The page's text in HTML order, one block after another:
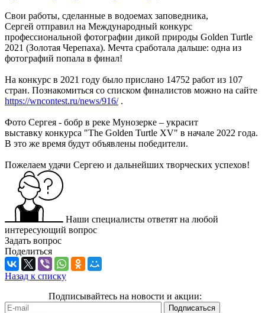
Свои работы, сделанные в водоемах заповедника,
Сергей отправил на Международный конкурс
профессиональной фотографии дикой природы Golden Turtle
2021 (Золотая Черепаха). Мечта сработала дальше: одна из
фотографий попала в финал!
На конкурс в 2021 году было прислано 14752 работ из 107
стран. Познакомиться со списком финалистов можно на сайте
https://wncontest.ru/news/916/.
Фото Сергея - бобр в реке Мунозерке – украсит
выставку конкурса "The Golden Turtle XV" в начале 2022 года.
В это же время будут объявлены победители.
Пожелаем удачи Сергею и дальнейших творческих успехов!
Наши специалисты ответят на любой
интересующий вопрос
Задать вопрос
Поделиться
Назад к списку
Подписывайтесь на новости и акции: